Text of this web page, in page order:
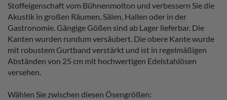
Stoffeigenschaft vom Bühnenmolton und verbessern Sie die
Akustik in großen Räumen, Sälen, Hallen oder in der
Gastronomie. Gängige Gößen sind ab Lager lieferbar. Die
Kanten wurden rundum versäubert. Die obere Kante wurde
mit robustem Gurtband verstärkt und ist in regelmäßigen
Abständen von 25 cm mit hochwertigen Edelstahlösen
versehen.
Wählen Sie zwischen diesen Ösengrößen: